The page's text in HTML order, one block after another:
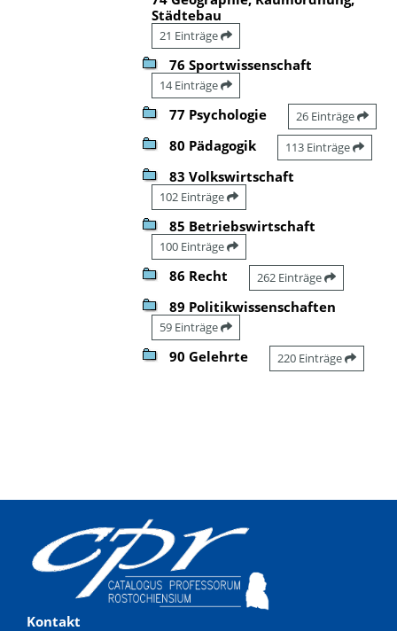
Städtebau
21 Einträge
76 Sportwissenschaft
14 Einträge
77 Psychologie 26 Einträge
80 Pädagogik 113 Einträge
83 Volkswirtschaft
102 Einträge
85 Betriebswirtschaft
100 Einträge
86 Recht 262 Einträge
89 Politikwissenschaften
59 Einträge
90 Gelehrte 220 Einträge
Kontakt